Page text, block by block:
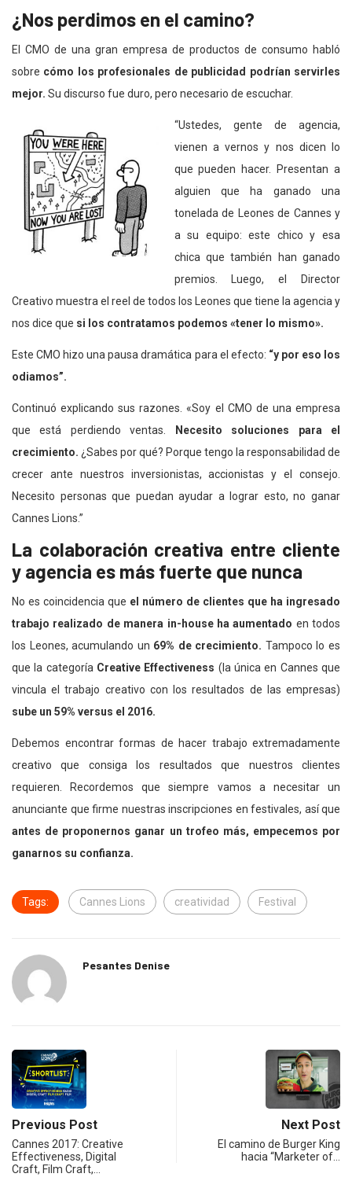
¿Nos perdimos en el camino?
El CMO de una gran empresa de productos de consumo habló
sobre cómo los profesionales de publicidad podrían servirles
mejor. Su discurso fue duro, pero necesario de escuchar.
“Ustedes, gente de agencia,
vienen a vernos y nos dicen lo
que pueden hacer. Presentan a
alguien que ha ganado una
tonelada de Leones de Cannes y
a su equipo: este chico y esa
chica que también han ganado
premios. Luego, el Director
Creativo muestra el reel de todos los Leones que tiene la agencia y
nos dice que si los contratamos podemos «tener lo mismo».
Este CMO hizo una pausa dramática para el efecto: “y por eso los
odiamos”.
Continuó explicando sus razones. «Soy el CMO de una empresa
que está perdiendo ventas.
Necesito soluciones para el
crecimiento. ¿Sabes por qué? Porque tengo la responsabilidad de
crecer ante nuestros inversionistas, accionistas y el consejo.
Necesito personas que puedan ayudar a lograr esto, no ganar
Cannes Lions.”
La colaboración creativa entre cliente
y agencia es más fuerte que nunca
No es coincidencia que el número de clientes que ha ingresado
trabajo realizado de manera in-house ha aumentado en todos
los Leones, acumulando un 69% de crecimiento. Tampoco lo es
que la categoría Creative Effectiveness (la única en Cannes que
vincula el trabajo creativo con los resultados de las empresas)
sube un 59% versus el 2016.
Debemos encontrar formas de hacer trabajo extremadamente
creativo que consiga los resultados que nuestros clientes
requieren. Recordemos que siempre vamos a necesitar un
anunciante que firme nuestras inscripciones en festivales, así que
antes de proponernos ganar un trofeo más, empecemos por
ganarnos su confianza.
Tags: Cannes Lions creatividad Festival
Pesantes Denise
Previous Post
Cannes 2017: Creative
Effectiveness, Digital
Craft, Film Craft,…
Next Post
El camino de Burger King
hacia “Marketer of…